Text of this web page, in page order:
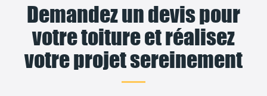
Demandez un devis pour
votre toiture et réalisez
votre projet sereinement